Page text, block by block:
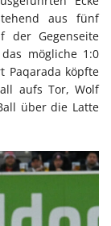
aus fünf
der Gegenseite
mögliche 1:0
Paqarada köpfte
aufs Tor, Wolf
über die Latte